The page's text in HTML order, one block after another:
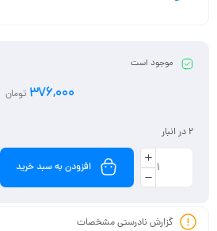
موجود است
376,000 تومان
2 در انبار
افزودن به سبد خرید
گزارش نادرستی مشخصات